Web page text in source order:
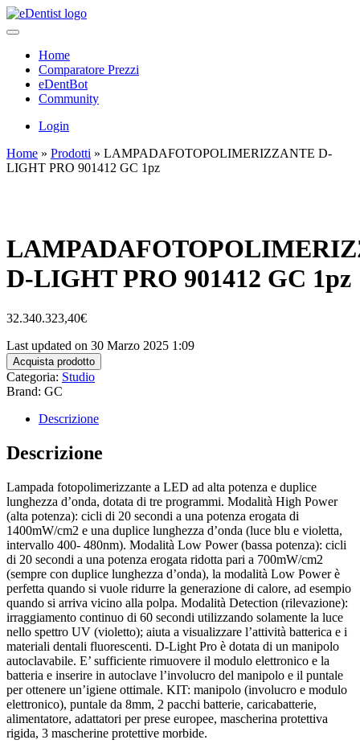
Home
Comparatore Prezzi
eDentBot
Community
Login
Home » Prodotti » LAMPADAFOTOPOLIMERIZZANTE D-
LIGHT PRO 901412 GC 1pz
D-LIGHT PRO 901412 GC 1pz
32.340.323,40€
Last updated on 30 Marzo 2025 1:09
Acquista prodotto
Categoria: Studio
Brand: GC
Descrizione
Descrizione
Lampada fotopolimerizzante a LED ad alta potenza e duplice
lunghezza d’onda, dotata di tre programmi. Modalità High Power
(alta potenza): cicli di 20 secondi a una potenza erogata di
1400mW/cm2 e una duplice lunghezza d’onda (luce blu e violetta,
intervallo 400- 480nm). Modalità Low Power (bassa potenza): cicli
di 20 secondi a una potenza erogata ridotta pari a 700mW/cm2
(sempre con duplice lunghezza d’onda), la modalità Low Power è
perfetta quando si vuole ridurre la generazione di calore, ad esempio
quando si arriva vicino alla polpa. Modalità Detection (rilevazione):
irraggiamento continuo di 60 secondi utilizzando solamente la luce
nello spettro UV (violetto); aiuta a visualizzare l’attività batterica e i
materiali dentali fluorescenti. D-Light Pro è dotata di un manipolo
autoclavabile. E’ sufficiente rimuovere il modulo elettronico e la
batteria e inserire in autoclave l’involucro del manipolo e il puntale
per ottenere un’igiene ottimale. KIT: manipolo (involucro e modulo
elettronico), puntale da 8mm, 2 pacchi batterie, caricabatterie,
alimentatore, adattatori per prese europee, mascherina protettiva
rigida, 3 mascherine protettive morbide.